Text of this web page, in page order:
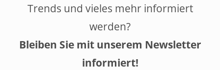
Trends und vieles mehr informiert
werden?
Bleiben Sie mit unserem Newsletter
informiert!
Newsletter